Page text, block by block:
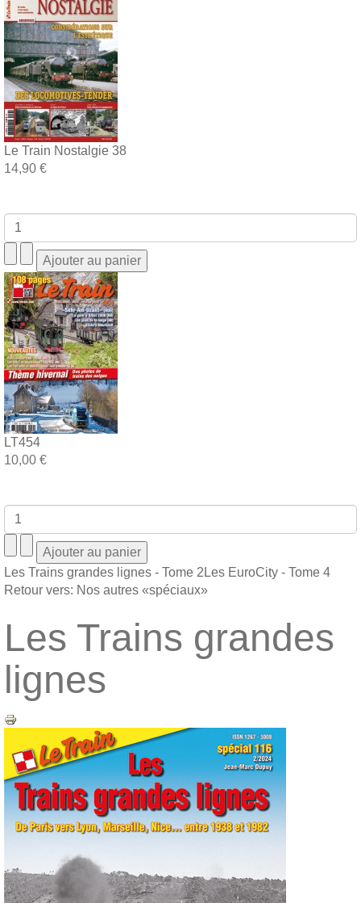
Le Train Nostalgie 38
14,90 €
LT454
10,00 €
Les Trains grandes lignes - Tome 2 Les EuroCity - Tome 4
Retour vers: Nos autres «spéciaux»
Les Trains grandes
lignes